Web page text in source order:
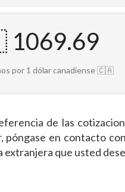
por 1 dólar canadiense 🇨🇦
de las
póngase en contacto
extranjera que usted